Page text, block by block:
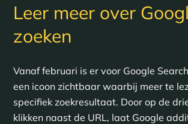
Leer meer over
zoeken
Vanaf februari is er voor Google
een icoon zichtbaar waarbij meer te
specifiek zoekresultaat. Door op de
klikken naast de URL, laat Google